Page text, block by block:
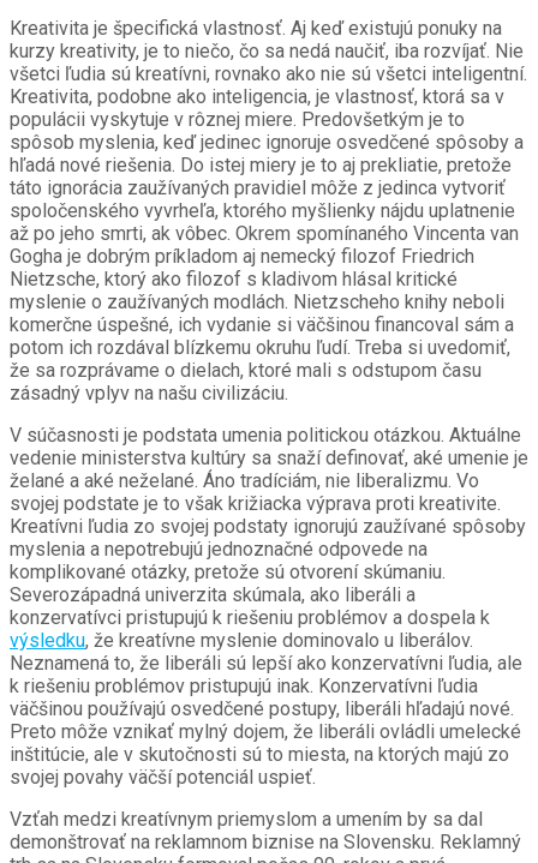
Kreativita je špecifická vlastnosť. Aj keď existujú ponuky na
kurzy kreativity, je to niečo, čo sa nedá naučiť, iba rozvíjať. Nie
všetci ľudia sú kreatívni, rovnako ako nie sú všetci inteligentní.
Kreativita, podobne ako inteligencia, je vlastnosť, ktorá sa v
populácii vyskytuje v rôznej miere. Predovšetkým je to
spôsob myslenia, keď jedinec ignoruje osvedčené spôsoby a
hľadá nové riešenia. Do istej miery je to aj prekliatie, pretože
táto ignorácia zaužívaných pravidiel môže z jedinca vytvoriť
spoločenského vyvrheľa, ktorého myšlienky nájdu uplatnenie
až po jeho smrti, ak vôbec. Okrem spomínaného Vincenta van
Gogha je dobrým príkladom aj nemecký filozof Friedrich
Nietzsche, ktorý ako filozof s kladivom hlásal kritické
myslenie o zaužívaných modlách. Nietzscheho knihy neboli
komerčne úspešné, ich vydanie si väčšinou financoval sám a
potom ich rozdával blízkemu okruhu ľudí. Treba si uvedomiť,
že sa rozprávame o dielach, ktoré mali s odstupom času
zásadný vplyv na našu civilizáciu.
V súčasnosti je podstata umenia politickou otázkou. Aktuálne
vedenie ministerstva kultúry sa snaží definovať, aké umenie je
želané a aké neželané. Áno tradíciám, nie liberalizmu. Vo
svojej podstate je to však križiacka výprava proti kreativite.
Kreatívni ľudia zo svojej podstaty ignorujú zaužívané spôsoby
myslenia a nepotrebujú jednoznačné odpovede na
komplikované otázky, pretože sú otvorení skúmaniu.
Severozápadná univerzita skúmala, ako liberáli a
konzervatívci pristupujú k riešeniu problémov a dospela k
výsledku, že kreatívne myslenie dominovalo u liberálov.
Neznamená to, že liberáli sú lepší ako konzervatívni ľudia, ale
k riešeniu problémov pristupujú inak. Konzervatívni ľudia
väčšinou používajú osvedčené postupy, liberáli hľadajú nové.
Preto môže vznikať mylný dojem, že liberáli ovládli umelecké
inštitúcie, ale v skutočnosti sú to miesta, na ktorých majú zo
svojej povahy väčší potenciál uspieť.
Vzťah medzi kreatívnym priemyslom a umením by sa dal
demonštrovať na reklamnom biznise na Slovensku. Reklamný